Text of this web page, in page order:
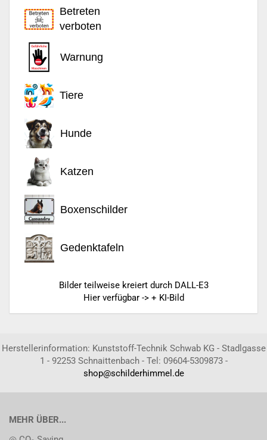
Betreten
verboten
Warnung
Tiere
Hunde
Katzen
Boxenschilder
Gedenktafeln
Bilder teilweise kreiert durch DALL-E3
Hier verfügbar -> + KI-Bild
Herstellerinformation: Kunststoff-Technik Schwab KG - Stadlgasse
1 - 92253 Schnaittenbach - Tel: 09604-5309873 -
shop@schilderhimmel.de
MEHR ÜBER...